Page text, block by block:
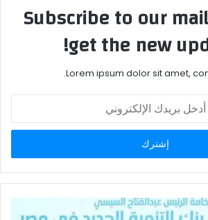
Subscribe to our
get the new
Lorem ipsum dolor sit amet,